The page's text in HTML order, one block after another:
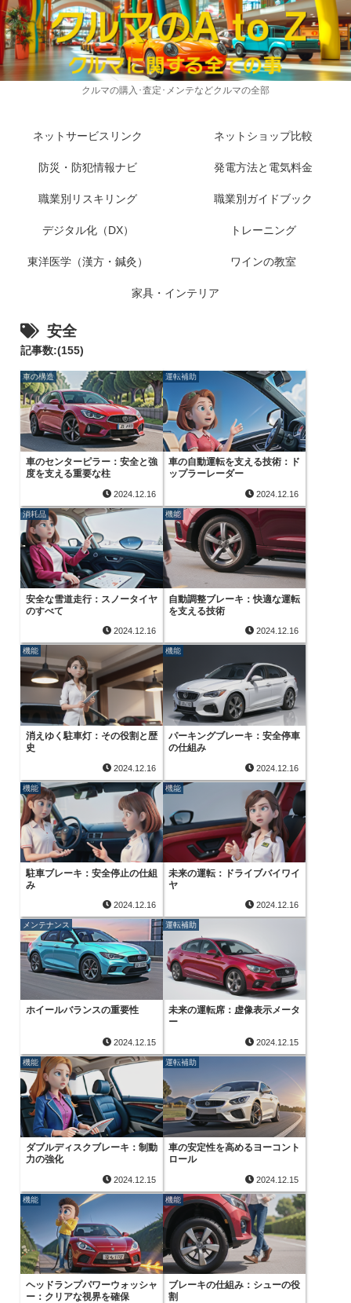
クルマの購入･査定･メンテなどクルマの全部
ネットサービスリンク ネットショップ比較
防災・防犯情報ナビ 発電方法と電気料金
職業別リスキリング 職業別ガイドブック
デジタル化（DX） トレーニング
東洋医学（漢方・鍼灸） ワインの教室
家具・インテリア
安全
記事数:(155)
車の構造
車のセンターピラー：安全と強
度を支える重要な柱
2024.12.16
運転補助
車の自動運転を支える技術：ド
ップラーレーダー
2024.12.16
消耗品
安全な雪道走行：スノータイヤ
のすべて
2024.12.16
機能
自動調整ブレーキ：快適な運転
を支える技術
2024.12.16
機能
消えゆく駐車灯：その役割と歴
史
2024.12.16
機能
パーキングブレーキ：安全停車
の仕組み
2024.12.16
機能
駐車ブレーキ：安全停止の仕組
み
2024.12.16
機能
未来の運転：ドライブバイワイ
ヤ
2024.12.16
メンテナンス
ホイールバランスの重要性
2024.12.15
運転補助
未来の運転席：虚像表示メータ
ー
2024.12.15
機能
ダブルディスクブレーキ：制動
力の強化
2024.12.15
運転補助
車の安定性を高めるヨーコント
ロール
2024.12.15
機能
ヘッドランプパワーウォッシャ
ー：クリアな視界を確保
機能
ブレーキの仕組み：シューの役
割